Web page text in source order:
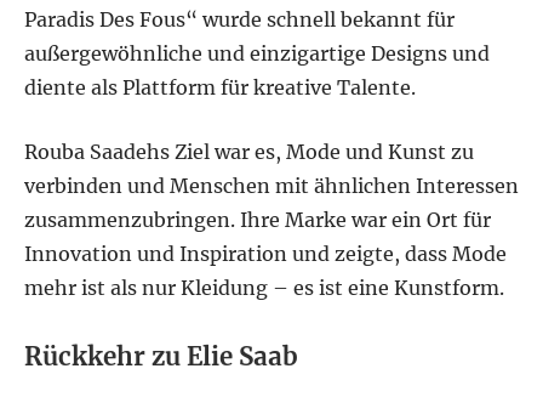
Paradis Des Fous“ wurde schnell bekannt für
außergewöhnliche und einzigartige Designs und
diente als Plattform für kreative Talente.
Rouba Saadehs Ziel war es, Mode und Kunst zu
verbinden und Menschen mit ähnlichen Interessen
zusammenzubringen. Ihre Marke war ein Ort für
Innovation und Inspiration und zeigte, dass Mode
mehr ist als nur Kleidung – es ist eine Kunstform.
Rückkehr zu Elie Saab